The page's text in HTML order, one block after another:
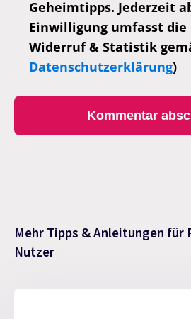
Geheimtipps. Jederzeit
Einwilligung umfasst die
Widerruf & Statistik
Datenschutzerklärung)
Mehr Tipps & Anleitungen für
Nutzer